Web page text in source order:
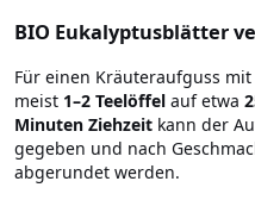
BIO Eukalyptusblätter
Für einen Kräuteraufguss
meist 1–2 Teelöffel auf etwa
Minuten Ziehzeit kann der
gegeben und nach
abgerundet werden.